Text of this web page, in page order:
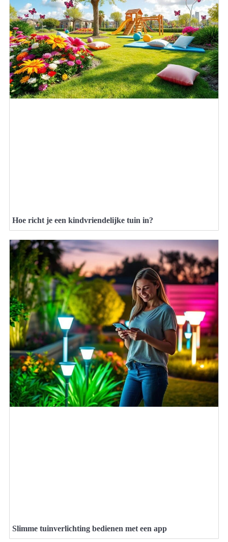
Hoe richt je een kindvriendelijke tuin in?
Slimme tuinverlichting bedienen met een app